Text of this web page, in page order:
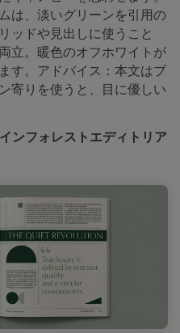
は、淡いグリーンを引用の
ッドや見出しに使うこと
立。暖色のオフホワイトが
す。アドバイス：本文はブ
寄りを使うと、目に優しい
ンフォレストエディトリア